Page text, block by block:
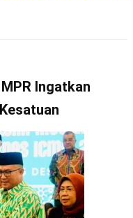
Ingatkan